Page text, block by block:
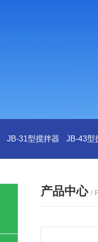
JB-31型搅拌器 JB-43型
产品中心 /